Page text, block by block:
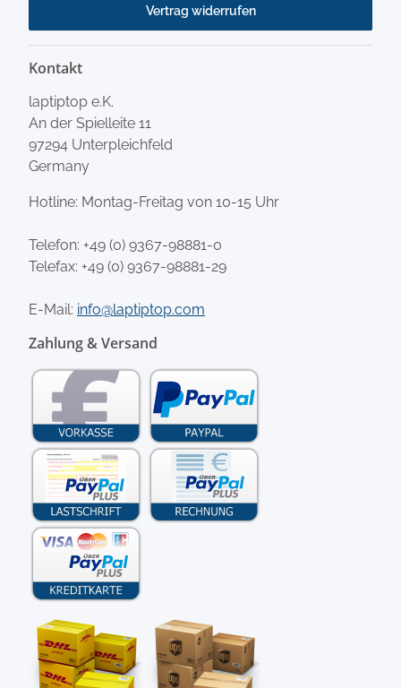
Vertrag widerrufen
Kontakt
laptiptop e.K.
An der Spielleite 11
97294 Unterpleichfeld
Germany
Hotline: Montag-Freitag von 10-15 Uhr
Telefon: +49 (0) 9367-98881-0
Telefax: +49 (0) 9367-98881-29
E-Mail: info@laptiptop.com
Zahlung & Versand